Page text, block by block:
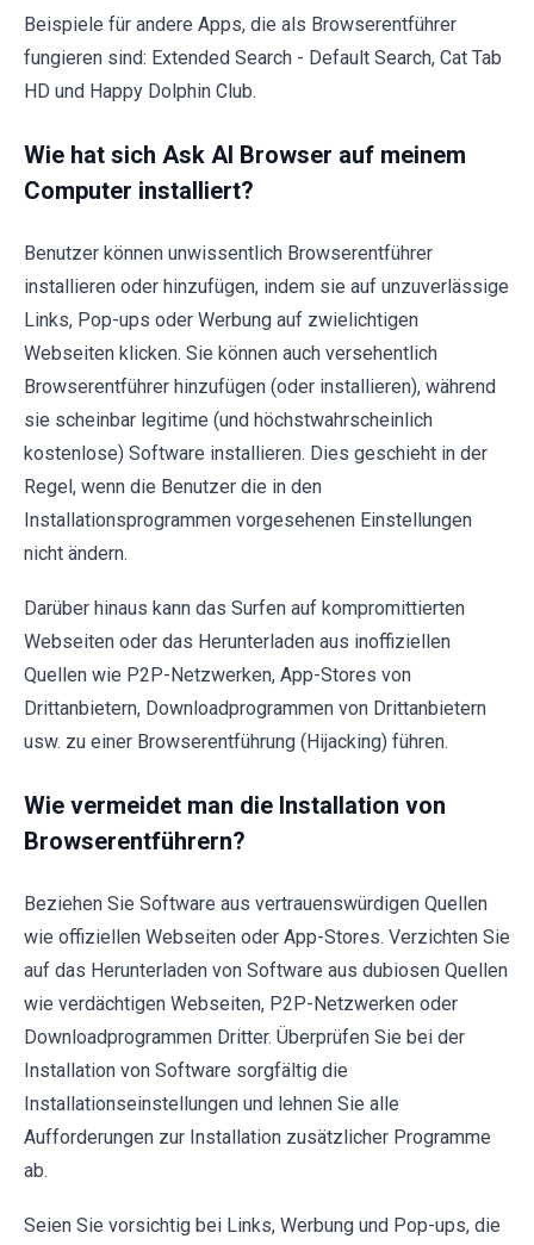
Beispiele für andere Apps, die als Browserentführer
fungieren sind: Extended Search - Default Search, Cat Tab
HD und Happy Dolphin Club.
Wie hat sich Ask AI Browser auf meinem
Computer installiert?
Benutzer können unwissentlich Browserentführer
installieren oder hinzufügen, indem sie auf unzuverlässige
Links, Pop-ups oder Werbung auf zwielichtigen
Webseiten klicken. Sie können auch versehentlich
Browserentführer hinzufügen (oder installieren), während
sie scheinbar legitime (und höchstwahrscheinlich
kostenlose) Software installieren. Dies geschieht in der
Regel, wenn die Benutzer die in den
Installationsprogrammen vorgesehenen Einstellungen
nicht ändern.
Darüber hinaus kann das Surfen auf kompromittierten
Webseiten oder das Herunterladen aus inoffiziellen
Quellen wie P2P-Netzwerken, App-Stores von
Drittanbietern, Downloadprogrammen von Drittanbietern
usw. zu einer Browserentführung (Hijacking) führen.
Wie vermeidet man die Installation von
Browserentführern?
Beziehen Sie Software aus vertrauenswürdigen Quellen
wie offiziellen Webseiten oder App-Stores. Verzichten Sie
auf das Herunterladen von Software aus dubiosen Quellen
wie verdächtigen Webseiten, P2P-Netzwerken oder
Downloadprogrammen Dritter. Überprüfen Sie bei der
Installation von Software sorgfältig die
Installationseinstellungen und lehnen Sie alle
Aufforderungen zur Installation zusätzlicher Programme
ab.
Seien Sie vorsichtig bei Links, Werbung und Pop-ups, die